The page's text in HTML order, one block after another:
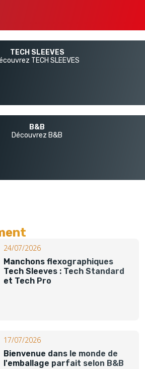
TECH SLEEVES
TECH SLEEVES
B&B
Découvrez B&B
24/07/2026
Manchons flexographiques
Tech Sleeves : Tech Standard
et Tech Pro
17/07/2026
Bienvenue dans le monde de
l'emballage parfait selon B&B